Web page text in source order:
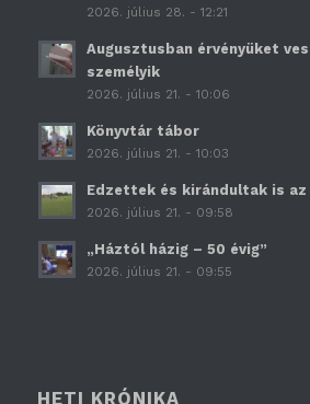
2026. július 28. - 12:21
Augusztusban érvényüket
személyik
2026. július 21. - 10:06
Könyvtár tábor
2026. július 21. - 10:03
Edzettek és kirándultak is
2026. július 21. - 09:58
„Háztól házig – 50 évig”
2026. július 21. - 09:55
HETI KRÓNIKA